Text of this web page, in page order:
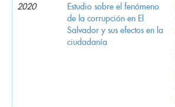
2020
Estudio sobre el fenómeno
de la corrupción en El
Salvador y sus efectos en la
ciudadanía